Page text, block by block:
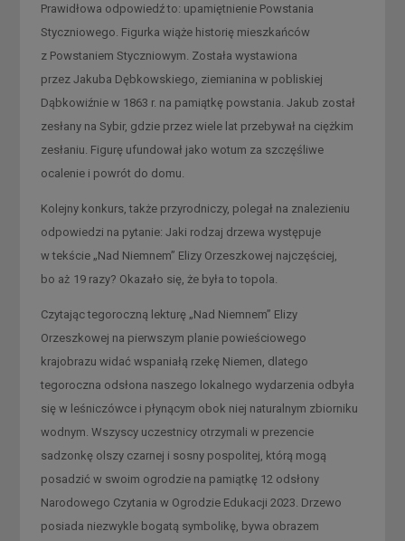
Prawidłowa odpowiedź to: upamiętnienie Powstania
Styczniowego. Figurka wiąże historię mieszkańców
z Powstaniem Styczniowym. Została wystawiona
przez Jakuba Dębkowskiego, ziemianina w pobliskiej
Dąbkowiźnie w 1863 r. na pamiątkę powstania. Jakub został
zesłany na Sybir, gdzie przez wiele lat przebywał na ciężkim
zesłaniu. Figurę ufundował jako wotum za szczęśliwe
ocalenie i powrót do domu.
Kolejny konkurs, także przyrodniczy, polegał na znalezieniu
odpowiedzi na pytanie: Jaki rodzaj drzewa występuje
w tekście „Nad Niemnem” Elizy Orzeszkowej najczęściej,
bo aż̇ 19 razy? Okazało się, że była to topola.
Czytając tegoroczną lekturę „Nad Niemnem” Elizy
Orzeszkowej na pierwszym planie powieściowego
krajobrazu widać wspaniałą rzekę Niemen, dlatego
tegoroczna odsłona naszego lokalnego wydarzenia odbyła
się w leśniczówce i płynącym obok niej naturalnym zbiorniku
wodnym. Wszyscy uczestnicy otrzymali w prezencie
sadzonkę olszy czarnej i sosny pospolitej, którą mogą
posadzić w swoim ogrodzie na pamiątkę 12 odsłony
Narodowego Czytania w Ogrodzie Edukacji 2023. Drzewo
posiada niezwykle bogatą symbolikę, bywa obrazem